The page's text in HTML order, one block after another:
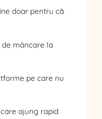
doar pentru că
mâncare la
pe care nu
ajung rapid